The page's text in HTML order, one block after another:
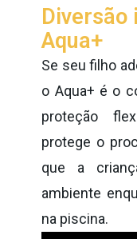
Diversão
Aqua+
Se seu filho
o Aqua+ é o
proteção
protege o
que a
ambiente
na piscina.